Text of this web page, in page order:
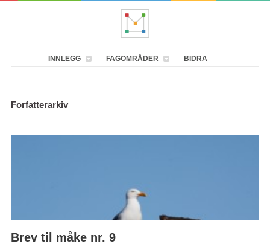
INNLEGG FAGOMRÅDER BIDRA
Forfatterarkiv
Brev til måke nr. 9